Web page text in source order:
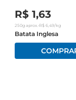
R$ 1,63
250g aprox. •R$ 6,49/kg
Batata Inglesa